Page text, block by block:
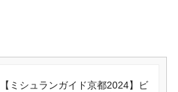
【ミシュランガイド京都2024】ビ